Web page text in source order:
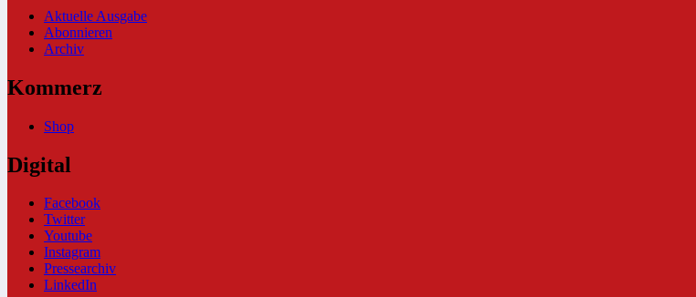
Aktuelle Ausgabe
Abonnieren
Archiv
Kommerz
Shop
Digital
Facebook
Twitter
Youtube
Instagram
Pressearchiv
LinkedIn